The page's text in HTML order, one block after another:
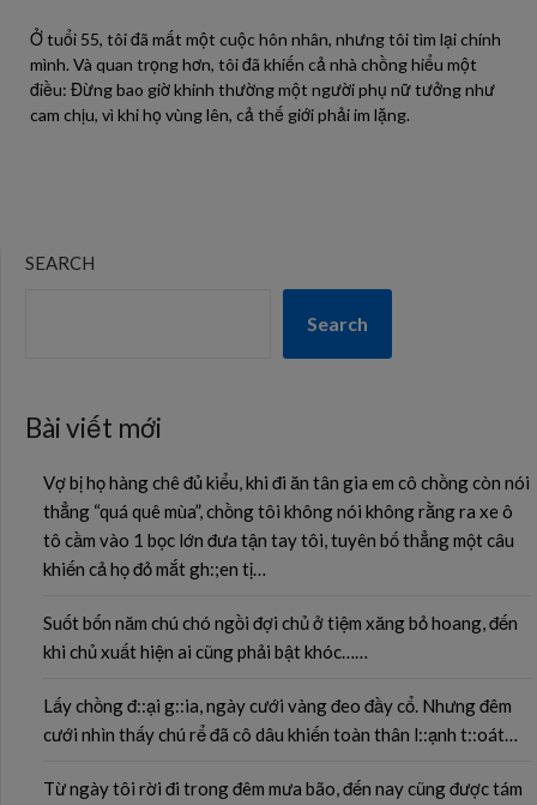
Ở tuổi 55, tôi đã mất một cuộc hôn nhân, nhưng tôi tìm lại chính
mình. Và quan trọng hơn, tôi đã khiến cả nhà chồng hiểu một
điều: Đừng bao giờ khinh thường một người phụ nữ tưởng như
cam chịu, vì khi họ vùng lên, cả thế giới phải im lặng.
SEARCH
Search
Bài viết mới
Vợ bị họ hàng chê đủ kiểu, khi đi ăn tân gia em cô chồng còn nói
thẳng “quá quê mùa”, chồng tôi không nói không rằng ra xe ô
tô cầm vào 1 bọc lớn đưa tận tay tôi, tuyên bố thẳng một câu
khiến cả họ đỏ mắt gh:;en tị…
Suốt bốn năm chú chó ngồi đợi chủ ở tiệm xăng bỏ hoang, đến
khi chủ xuất hiện ai cũng phải bật khóc……
Lấy chồng đ::ại g::ia, ngày cưới vàng đeo đầy cổ. Nhưng đêm
cưới nhìn thấy chú rể đã cô dâu khiến toàn thân l::ạnh t::oát…
Từ ngày tôi rời đi trong đêm mưa bão, đến nay cũng được tám